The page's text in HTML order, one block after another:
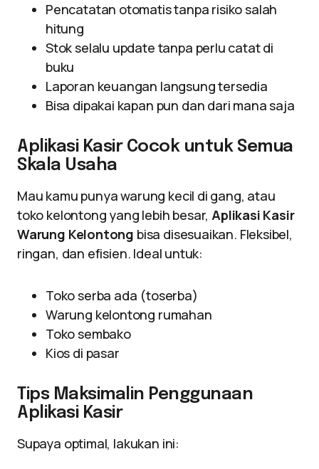
Pencatatan otomatis tanpa risiko salah
hitung
Stok selalu update tanpa perlu catat di
buku
Laporan keuangan langsung tersedia
Bisa dipakai kapan pun dan dari mana saja
Aplikasi Kasir Cocok untuk Semua
Skala Usaha
Mau kamu punya warung kecil di gang, atau
toko kelontong yang lebih besar,Aplikasi Kasir
Warung Kelontong bisa disesuaikan. Fleksibel,
ringan, dan efisien. Ideal untuk:
Toko serba ada (toserba)
Warung kelontong rumahan
Toko sembako
Kios di pasar
Tips Maksimalin Penggunaan
Aplikasi Kasir
Supaya optimal, lakukan ini: